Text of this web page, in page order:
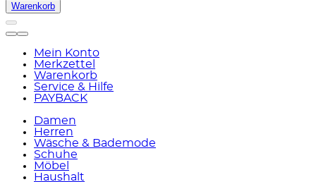
Warenkorb
Mein Konto
Merkzettel
Warenkorb
Service & Hilfe
PAYBACK
Damen
Herren
Wäsche & Bademode
Schuhe
Möbel
Haushalt